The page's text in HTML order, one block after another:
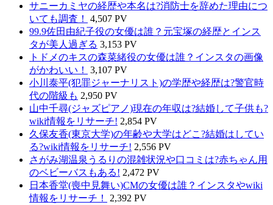
サニーカミヤの経歴や本名は?消防士を辞めた理由につ
いても調査！
4,507 PV
99.9佐田由紀子役の女優は誰？元宝塚の経歴とインス
タが美人過ぎる 3,153 PV
トドメのキスの森菜緒役の女優は誰？インスタの画像
がかわいい！
3,107 PV
小川泰平(犯罪ジャーナリスト)の学歴や経歴は?警官時
代の階級も 2,950 PV
山中千尋(ジャズピアノ)現在の年収は?結婚して子供も?
wiki情報をリサーチ! 2,854 PV
久保友香(東京大学)の年齢や大学はどこ?結婚はしてい
る?wiki情報をリサーチ! 2,556 PV
さがみ湖温泉うるりの混雑状況や口コミは?赤ちゃん用
のベビーバスもある! 2,472 PV
日本香堂(喪中見舞い)CMの女優は誰？インスタやwiki
情報をリサーチ！
2,392 PV